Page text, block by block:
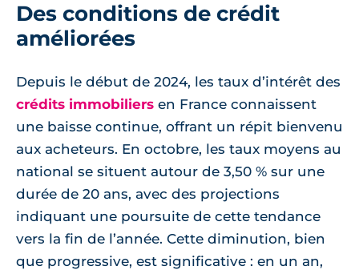
Des conditions de crédit
améliorées
Depuis le début de 2024, les taux d’intérêt des
crédits immobiliers en France connaissent
une baisse continue, offrant un répit bienvenu
aux acheteurs. En octobre, les taux moyens au
national se situent autour de 3,50 % sur une
durée de 20 ans, avec des projections
indiquant une poursuite de cette tendance
vers la fin de l’année. Cette diminution, bien
que progressive, est significative : en un an,